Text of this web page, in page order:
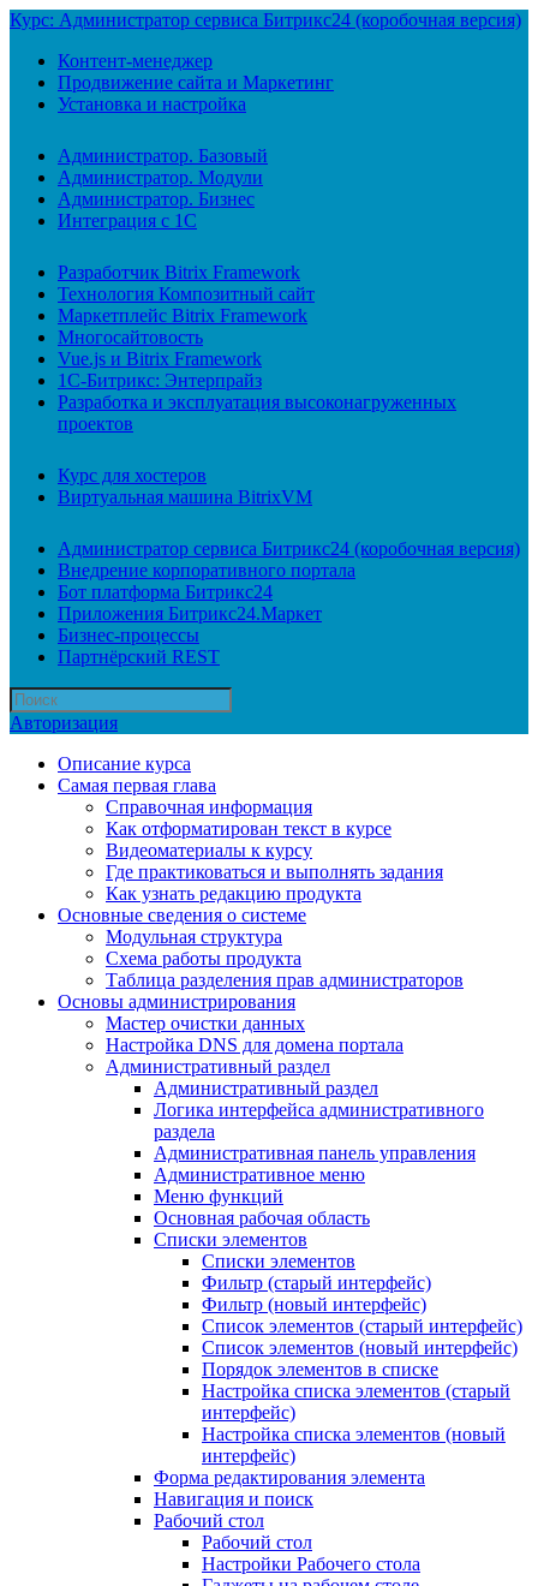
Курс: Администратор сервиса Битрикс24 (коробочная версия)
Контент-менеджер
Продвижение сайта и Маркетинг
Установка и настройка
Администратор. Базовый
Администратор. Модули
Администратор. Бизнес
Интеграция с 1С
Разработчик Bitrix Framework
Технология Композитный сайт
Маркетплейс Bitrix Framework
Многосайтовость
Vue.js и Bitrix Framework
1С-Битрикс: Энтерпрайз
Разработка и эксплуатация высоконагруженных
проектов
Курс для хостеров
Виртуальная машина BitrixVM
Администратор сервиса Битрикс24 (коробочная версия)
Внедрение корпоративного портала
Бот платформа Битрикс24
Приложения Битрикс24.Маркет
Бизнес-процессы
Партнёрский REST
Авторизация
Описание курса
Самая первая глава
Справочная информация
Как отформатирован текст в курсе
Видеоматериалы к курсу
Где практиковаться и выполнять задания
Как узнать редакцию продукта
Основные сведения о системе
Модульная структура
Схема работы продукта
Таблица разделения прав администраторов
Основы администрирования
Мастер очистки данных
Настройка DNS для домена портала
Административный раздел
Административный раздел
Логика интерфейса административного
раздела
Административная панель управления
Административное меню
Меню функций
Основная рабочая область
Списки элементов
Списки элементов
Фильтр (старый интерфейс)
Фильтр (новый интерфейс)
Список элементов (старый интерфейс)
Список элементов (новый интерфейс)
Порядок элементов в списке
Настройка списка элементов (старый
интерфейс)
Настройка списка элементов (новый
интерфейс)
Форма редактирования элемента
Навигация и поиск
Рабочий стол
Рабочий стол
Настройки Рабочего стола